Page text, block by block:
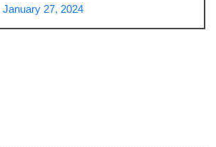
January 27, 2024